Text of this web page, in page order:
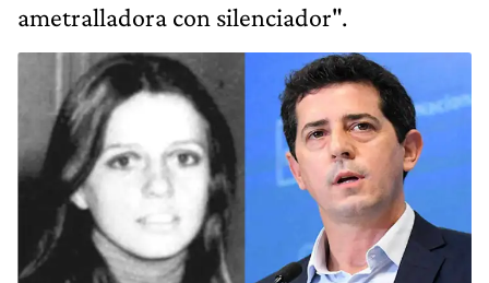
ametralladora con silenciador".